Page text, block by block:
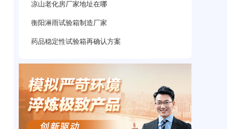
凉山老化房厂家地址在哪
衡阳淋雨试验箱制造厂家
药品稳定性试验箱再确认方案